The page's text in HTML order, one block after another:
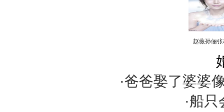
赵薇孙俪
·爸爸娶了婆婆
·船